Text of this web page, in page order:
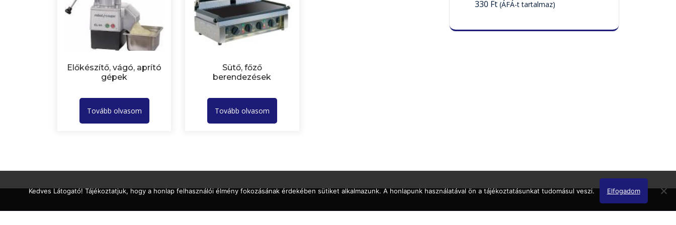
Előkészítő, vágó, aprító
gépek
Tovább olvasom
Sütő, főző
berendezések
Tovább olvasom
330 Ft (ÁFÁ-t tartalmaz)
Kedves Látogató! Tájékoztatjuk, hogy a honlap felhasználói élmény fokozásának érdekében sütiket alkalmazunk. A honlapunk használatával ön a tájékoztatásunkat tudomásul veszi. Elfogadom